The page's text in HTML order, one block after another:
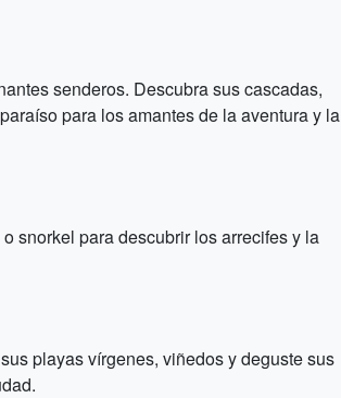
senderos. Descubra sus cascadas,
para los amantes de la aventura y la
snorkel para descubrir los arrecifes y la
playas vírgenes, viñedos y deguste sus